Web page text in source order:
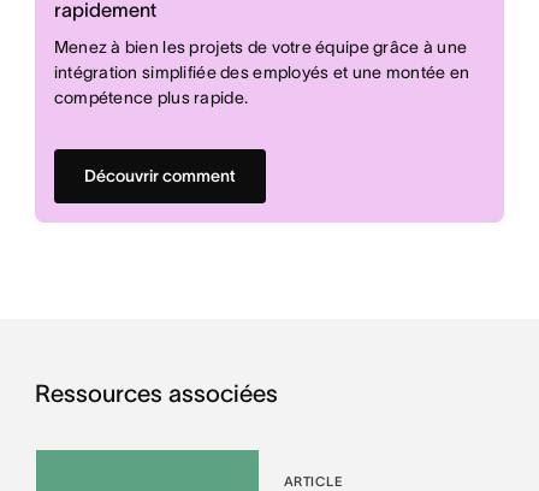
rapidement
Menez à bien les projets de votre équipe grâce à une
intégration simplifiée des employés et une montée en
compétence plus rapide.
Découvrir comment
Ressources associées
ARTICLE